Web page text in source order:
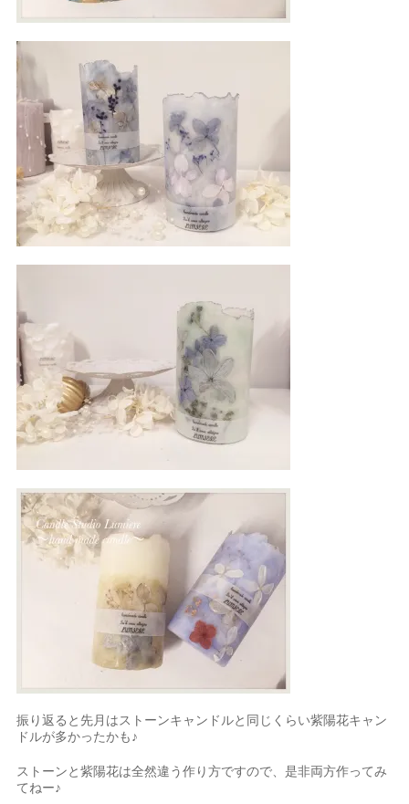
振り返ると先月はストーンキャンドルと同じくらい紫陽花キャン
ドルが多かったかも♪
ストーンと紫陽花は全然違う作り方ですので、是非両方作ってみ
てねー♪